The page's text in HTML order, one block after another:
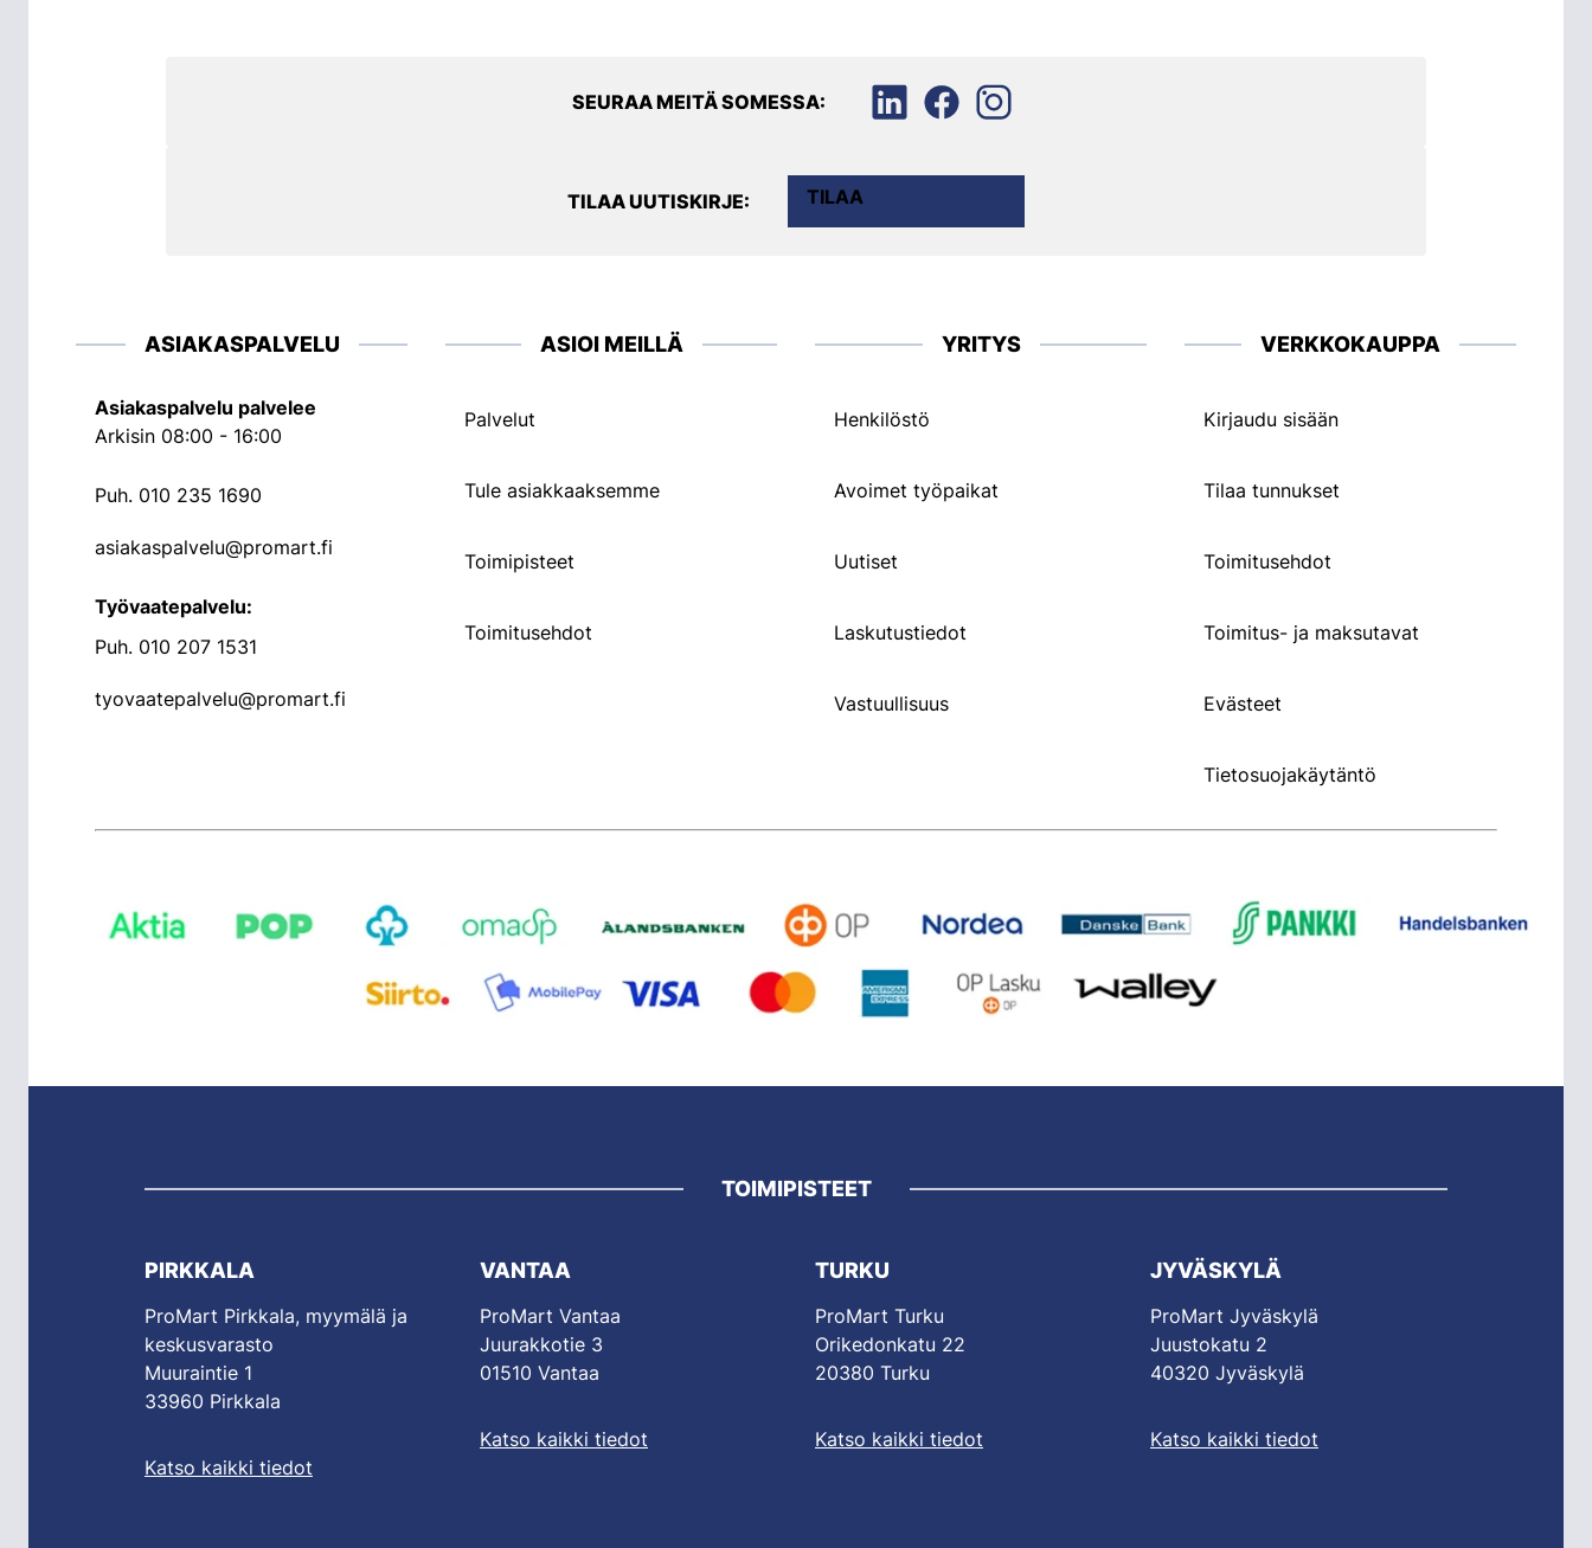
SEURAA MEITÄ SOMESSA:
TILAA UUTISKIRJE: TILAA
ASIAKASPALVELU
Asiakaspalvelu palvelee
Arkisin 08:00 - 16:00
Puh. 010 235 1690
asiakaspalvelu@promart.fi
Työvaatepalvelu:
Puh. 010 207 1531
tyovaatepalvelu@promart.fi
ASIOI MEILLÄ
Palvelut
Tule asiakkaaksemme
Toimipisteet
Toimitusehdot
YRITYS
Henkilöstö
Avoimet työpaikat
Uutiset
Laskutustiedot
Vastuullisuus
VERKKOKAUPPA
Kirjaudu sisään
Tilaa tunnukset
Toimitusehdot
Toimitus- ja maksutavat
Evästeet
Tietosuojakäytäntö
TOIMIPISTEET
PIRKKALA
ProMart Pirkkala, myymälä ja
keskusvarasto
Muuraintie 1
33960 Pirkkala
Katso kaikki tiedot
VANTAA
ProMart Vantaa
Juurakkotie 3
01510 Vantaa
Katso kaikki tiedot
TURKU
ProMart Turku
Orikedonkatu 22
20380 Turku
Katso kaikki tiedot
JYVÄSKYLÄ
ProMart Jyväskylä
Juustokatu 2
40320 Jyväskylä
Katso kaikki tiedot